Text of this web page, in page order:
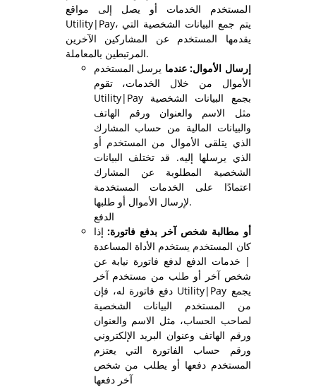
المستخدم الخدمات أو يصل إلى مواقع
Utility|Pay، يتم جمع البيانات الشخصية التي
يقدمها المستخدم عن المشاركين الآخرين
المرتبطين بالمعاملة.
إرسال الأموال: عندما يرسل المستخدم
الأموال من خلال الخدمات، تقوم
Utility|Pay بجمع البيانات الشخصية
مثل الاسم والعنوان ورقم الهاتف
والبيانات المالية من حساب المشارك
الذي يتلقى الأموال من المستخدم أو
الذي يرسلها إليه. قد تختلف البيانات
الشخصية المطلوبة عن المشارك
اعتمادًا على الخدمات المستخدمة
لإرسال الأموال أو طلبها.
الدفع
أو مطالبة شخص آخر بدفع فاتورة:إذا
كان المستخدم يستخدم الأداة المساعدة
| خدمات الدفع لدفع فاتورة نيابة عن
شخص آخر أو طلب من مستخدم آخر
دفع فاتورة له، فإن Utility|Pay يجمع
من المستخدم البيانات الشخصية
لصاحب الحساب، مثل الاسم والعنوان
ورقم الهاتف وعنوان البريد الإلكتروني
ورقم حساب الفاتورة التي يعتزم
المستخدم دفعها أو يطلب من شخص
آخر دفعها